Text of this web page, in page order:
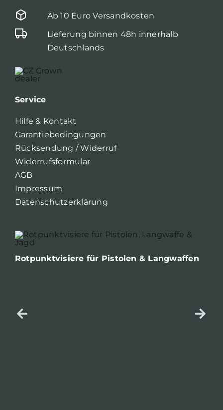
Ab 10 Euro Versandkosten
Lieferung binnen 48h innerhalb
Deutschlands
Service
Hilfe & Kontakt
Garantiebedingungen
Rücksendung / Widerruf
Widerrufsformular
AGB
Impressum
Datenschutzerklärung
Rotpunktvisiere für Pistolen & Langwaffen